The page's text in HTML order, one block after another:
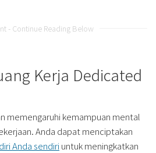
- Continue Reading Below
Kerja Dedicated
memengaruhi kemampuan mental
Anda dapat menciptakan
Anda sendiri untuk meningkatkan